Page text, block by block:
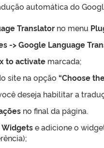
automática do
Translator no menu
-> Google Language
to activate marcada;
site na opção “Choose
deseja habilitar a
no final da página.
Widgetse adicione o